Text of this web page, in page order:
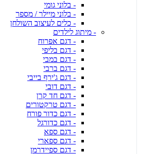
- בלוני גומי
- בלוני מיילר / מספר
- כלים לעיצוב השולחן
- מיתוג לילדים
- דגם אפרוח
- דגם בליפי
- דגם במבי
- דגם ברבי
- דגם ג'ירף בייבי
- דגם דובי
- דגם חד קרן
- דגם טרקטורים
- דגם כדור פורח
- דגם כדורגל
- דגם ספא
- דגם ספארי
- דגם ספיידרמן